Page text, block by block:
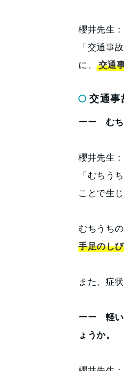
櫻井先生：
「交通事
に、交通
交通事
ーー むち
櫻井先生：
「むちう
ことで生じ
むちうち
手足のし
また、症
ーー 軽い
ょうか。